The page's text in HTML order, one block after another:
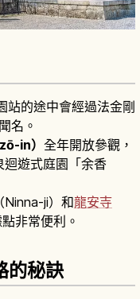
站的途中會經過法金剛
名。
in） 全年開放參觀，
遊式庭園「余香
（Ninna-ji）和龍安寺
非常便利。
的秘訣